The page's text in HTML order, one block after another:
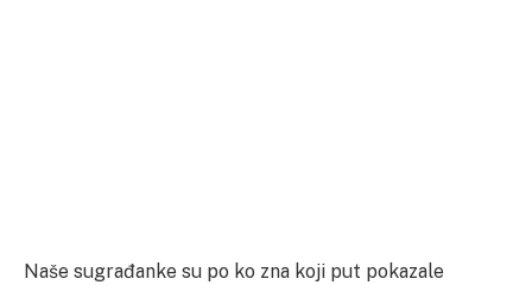
Naše sugrađanke su po ko zna koji put pokazale